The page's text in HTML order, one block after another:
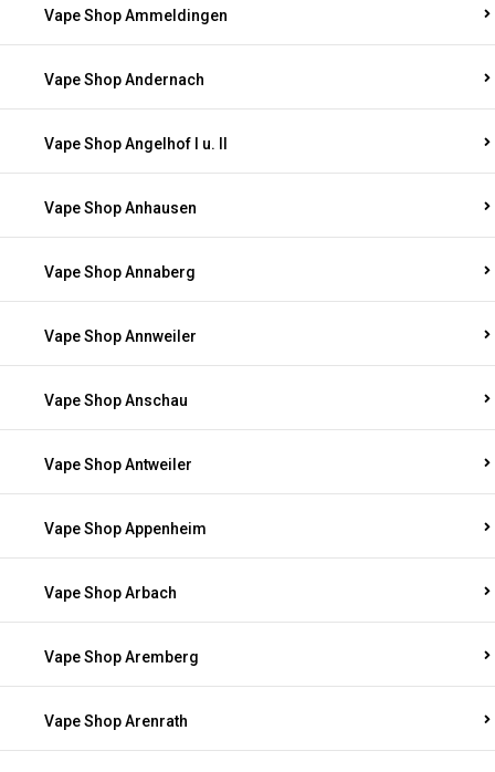
Vape Shop Ammeldingen
Vape Shop Andernach
Vape Shop Angelhof I u. II
Vape Shop Anhausen
Vape Shop Annaberg
Vape Shop Annweiler
Vape Shop Anschau
Vape Shop Antweiler
Vape Shop Appenheim
Vape Shop Arbach
Vape Shop Aremberg
Vape Shop Arenrath